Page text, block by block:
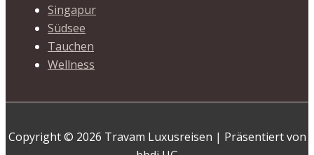
Singapur
Südsee
Tauchen
Wellness
Copyright © 2026 Travam Luxusreisen | Präsentiert von